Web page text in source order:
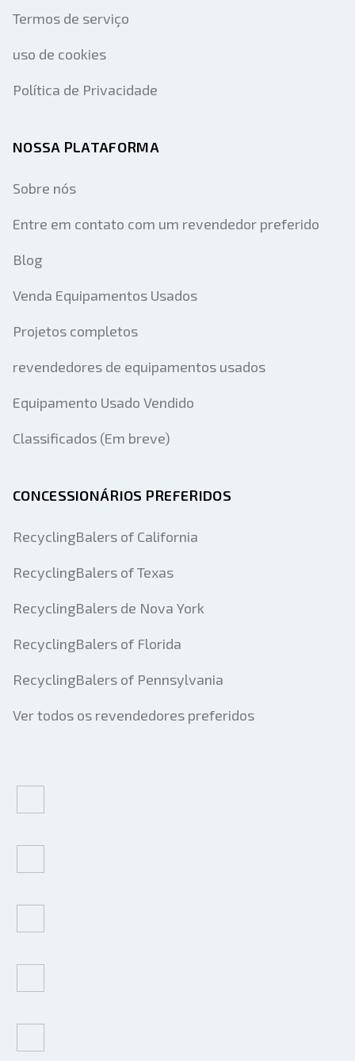
Termos de serviço
uso de cookies
Política de Privacidade
NOSSA PLATAFORMA
Sobre nós
Entre em contato com um revendedor preferido
Blog
Venda Equipamentos Usados
Projetos completos
revendedores de equipamentos usados
Equipamento Usado Vendido
Classificados (Em breve)
CONCESSIONÁRIOS PREFERIDOS
RecyclingBalers of California
RecyclingBalers of Texas
RecyclingBalers de Nova York
RecyclingBalers of Florida
RecyclingBalers of Pennsylvania
Ver todos os revendedores preferidos